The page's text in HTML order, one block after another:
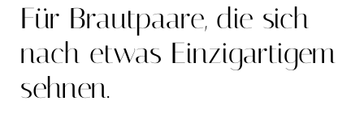
Für Brautpaare, die sich
nach etwas Einzigartigem
sehnen.